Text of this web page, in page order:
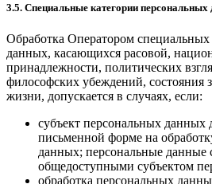
3.5. Специальные категории персональных
Обработка Оператором
данных, касающихся расовой,
принадлежности, политических
философских убеждений, состояния
жизни, допускается в случаях, если:
субъект персональных данных
письменной форме на
данных; персональные данные
общедоступными субъектом
обработка персональных